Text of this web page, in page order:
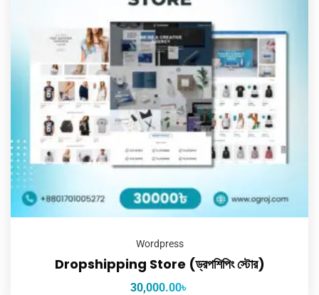
Wordpress
Dropshipping Store (ড্রপশিপিং স্টোর)
30,000.00৳